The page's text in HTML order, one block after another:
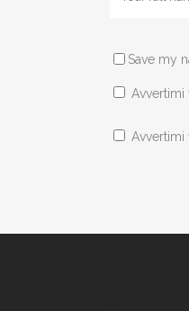
Save my
Avvertimi
Avvertimi